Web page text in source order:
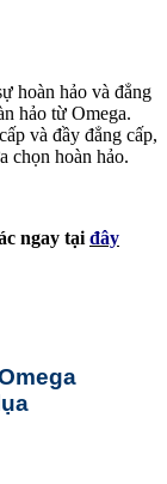
hoàn hảo và đẳng
hảo từ Omega.
và đầy đẳng cấp,
chọn hoàn hảo.
ngay tại đây